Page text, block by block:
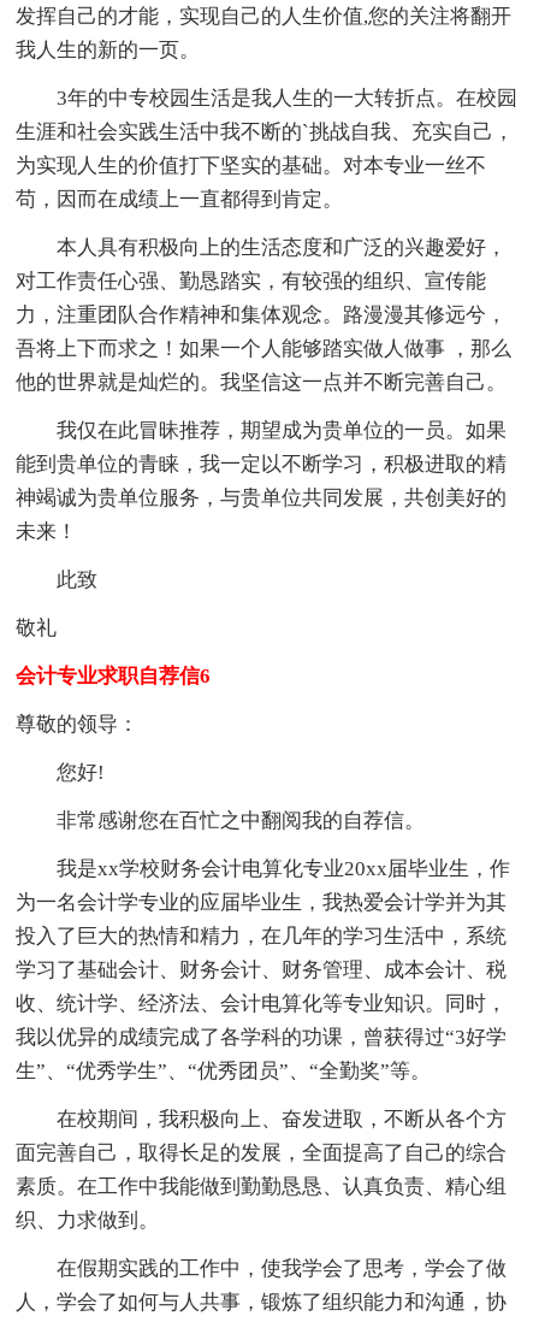
发挥自己的才能，实现自己的人生价值,您的关注将翻开
我人生的新的一页。
3年的中专校园生活是我人生的一大转折点。在校园
生涯和社会实践生活中我不断的`挑战自我、充实自己，
为实现人生的价值打下坚实的基础。对本专业一丝不
苟，因而在成绩上一直都得到肯定。
本人具有积极向上的生活态度和广泛的兴趣爱好，
对工作责任心强、勤恳踏实，有较强的组织、宣传能
力，注重团队合作精神和集体观念。路漫漫其修远兮，
吾将上下而求之！如果一个人能够踏实做人做事 ，那么
他的世界就是灿烂的。我坚信这一点并不断完善自己。
我仅在此冒昧推荐，期望成为贵单位的一员。如果
能到贵单位的青睐，我一定以不断学习，积极进取的精
神竭诚为贵单位服务，与贵单位共同发展，共创美好的
未来！
此致
敬礼
会计专业求职自荐信6
尊敬的领导：
您好!
非常感谢您在百忙之中翻阅我的自荐信。
我是xx学校财务会计电算化专业20xx届毕业生，作
为一名会计学专业的应届毕业生，我热爱会计学并为其
投入了巨大的热情和精力，在几年的学习生活中，系统
学习了基础会计、财务会计、财务管理、成本会计、税
收、统计学、经济法、会计电算化等专业知识。同时，
我以优异的成绩完成了各学科的功课，曾获得过“3好学
生”、“优秀学生”、“优秀团员”、“全勤奖”等。
在校期间，我积极向上、奋发进取，不断从各个方
面完善自己，取得长足的发展，全面提高了自己的综合
素质。在工作中我能做到勤勤恳恳、认真负责、精心组
织、力求做到。
在假期实践的工作中，使我学会了思考，学会了做
人，学会了如何与人共事，锻炼了组织能力和沟通，协